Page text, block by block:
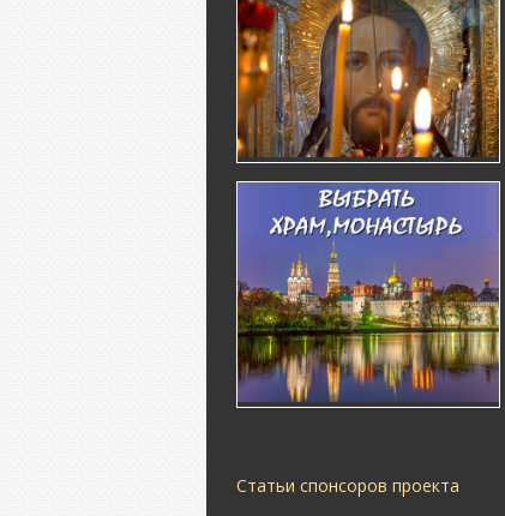
Статьи спонсоров проекта